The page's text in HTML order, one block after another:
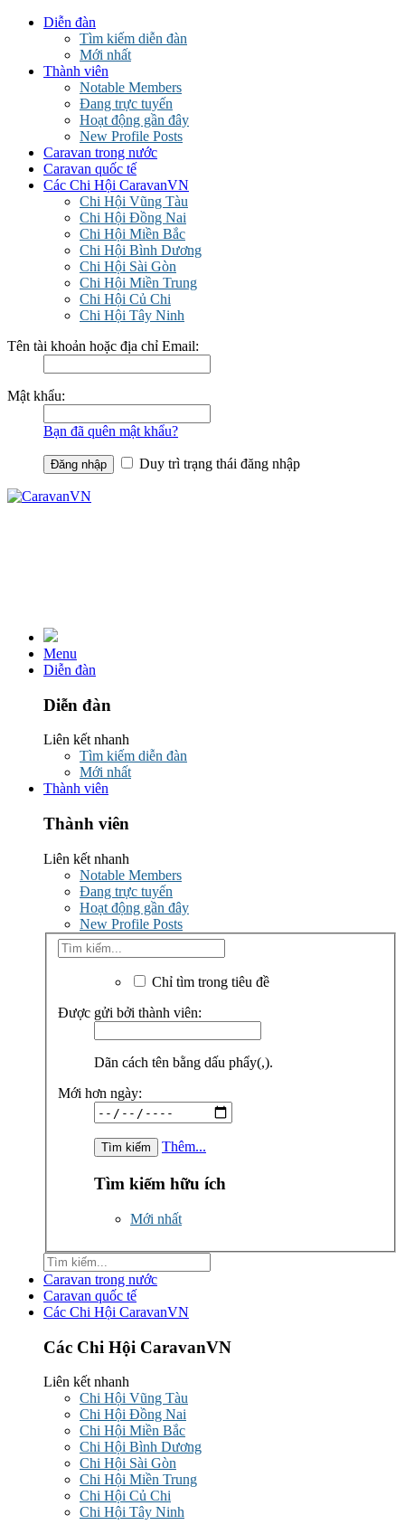
Diễn đàn
Tìm kiếm diễn đàn
Mới nhất
Thành viên
Notable Members
Đang trực tuyến
Hoạt động gần đây
New Profile Posts
Caravan trong nước
Caravan quốc tế
Các Chi Hội CaravanVN
Chi Hội Vũng Tàu
Chi Hội Đồng Nai
Chi Hội Miền Bắc
Chi Hội Bình Dương
Chi Hội Sài Gòn
Chi Hội Miền Trung
Chi Hội Củ Chi
Chi Hội Tây Ninh
Tên tài khoản hoặc địa chỉ Email:
Mật khẩu:
Bạn đã quên mật khẩu?
Duy trì trạng thái đăng nhập
Menu
Diễn đàn
Diễn đàn
Liên kết nhanh
Tìm kiếm diễn đàn
Mới nhất
Thành viên
Thành viên
Liên kết nhanh
Notable Members
Đang trực tuyến
Hoạt động gần đây
New Profile Posts
Chỉ tìm trong tiêu đề
Được gửi bởi thành viên:
Dãn cách tên bằng dấu phẩy(,).
Mới hơn ngày:
Thêm...
Tìm kiếm hữu ích
Mới nhất
Caravan trong nước
Caravan quốc tế
Các Chi Hội CaravanVN
Các Chi Hội CaravanVN
Liên kết nhanh
Chi Hội Vũng Tàu
Chi Hội Đồng Nai
Chi Hội Miền Bắc
Chi Hội Bình Dương
Chi Hội Sài Gòn
Chi Hội Miền Trung
Chi Hội Củ Chi
Chi Hội Tây Ninh